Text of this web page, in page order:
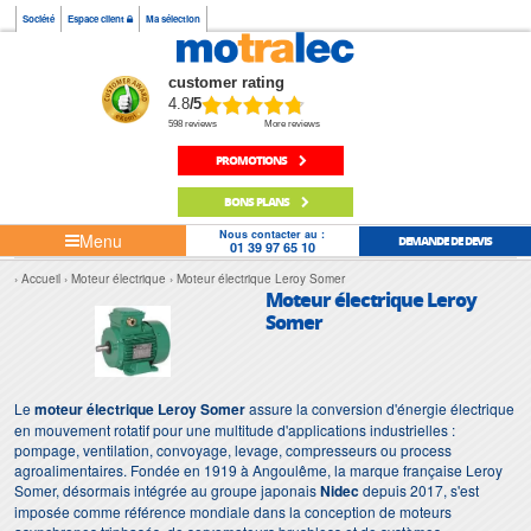
Société Espace client Ma sélection
customer rating
4.8/5
598 reviews More reviews
PROMOTIONS
BONS PLANS
Menu Nous contacter au :
01 39 97 65 10 DEMANDE DE DEVIS
Accueil Moteur électrique Moteur électrique Leroy Somer
Moteur électrique Leroy
Somer
Lemoteur électrique Leroy Somerassure la conversion d'énergie électrique
en mouvement rotatif pour une multitude d'applications industrielles :
pompage, ventilation, convoyage, levage, compresseurs ou process
agroalimentaires. Fondée en 1919 à Angoulême, la marque française Leroy
Somer, désormais intégrée au groupe japonaisNidecdepuis 2017, s'est
imposée comme référence mondiale dans la conception de moteurs